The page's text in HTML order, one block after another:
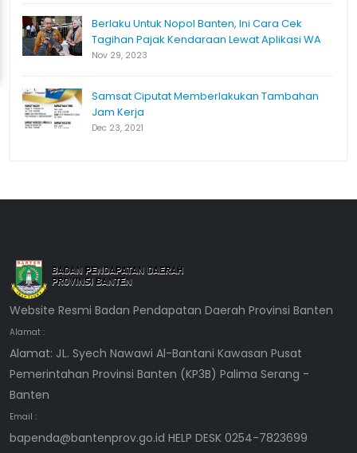
Berlaku Untuk Nopol Banten, Ini Cara Cek
Tagihan Pajak Kendaraan Lewat Aplikasi WA
Nov 29, 2023
Samsat Ciputat Memberlakukan Tambahan
Jam Kerja
Dec 23, 2021
Website Resmi Badan Pendapatan Daerah Provinsi Banten
Alamat :
Alamat: JL. Syech Nawawi Al-Bantani Kawasan Pusat
Pemerintahan Provinsi Banten (KP3B) Palima Serang -
Banten
Email :
bapenda@bantenprov.go.id HELP DESK 0254-7823699